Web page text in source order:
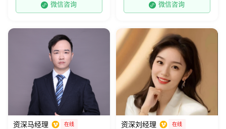
微信咨询 微信咨询
资深马经理 在线 资深刘经理 在线